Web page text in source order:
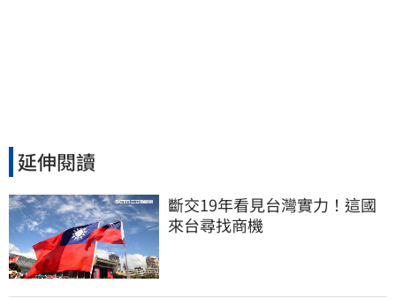
延伸閱讀
斷交19年看見台灣實力！這國
來台尋找商機